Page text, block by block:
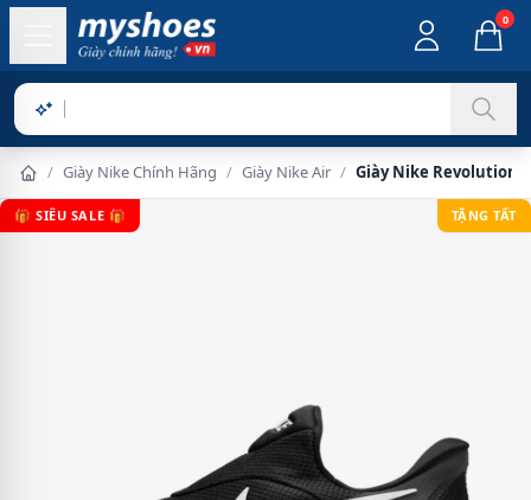
0
Sản phẩ
/ Giày Nike Chính Hãng / Giày Nike Air / Giày Nike Revolution
🎁 SIÊU SALE 🎁 TẶNG TẤT